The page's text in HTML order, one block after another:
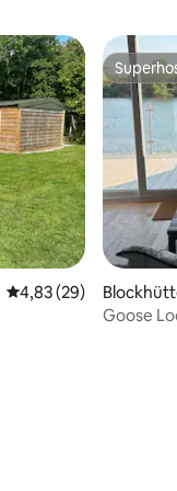
Durchschnittliche
4,83 (29)
Goose